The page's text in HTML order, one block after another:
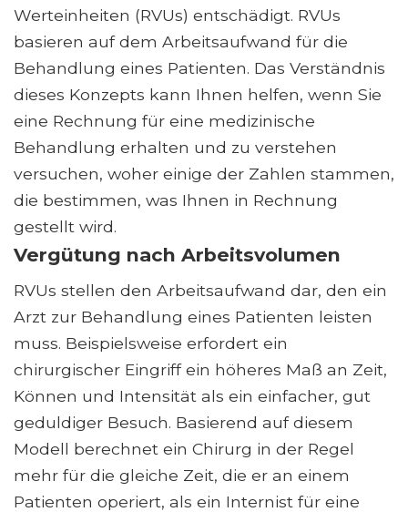
Werteinheiten (RVUs) entschädigt. RVUs
basieren auf dem Arbeitsaufwand für die
Behandlung eines Patienten. Das Verständnis
dieses Konzepts kann Ihnen helfen, wenn Sie
eine Rechnung für eine medizinische
Behandlung erhalten und zu verstehen
versuchen, woher einige der Zahlen stammen,
die bestimmen, was Ihnen in Rechnung
gestellt wird.
Vergütung nach Arbeitsvolumen
RVUs stellen den Arbeitsaufwand dar, den ein
Arzt zur Behandlung eines Patienten leisten
muss. Beispielsweise erfordert ein
chirurgischer Eingriff ein höheres Maß an Zeit,
Können und Intensität als ein einfacher, gut
geduldiger Besuch. Basierend auf diesem
Modell berechnet ein Chirurg in der Regel
mehr für die gleiche Zeit, die er an einem
Patienten operiert, als ein Internist für eine